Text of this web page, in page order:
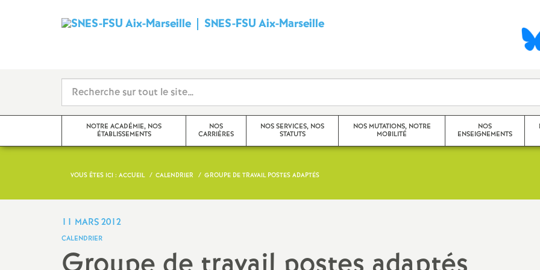
SNES-FSU Aix-MarseilleS
d
i
t
NOTRE ACADÉMIE, NOS
ÉTABLISSEMENTS
Actualités de l’académie
Actualités des établissements
NOS
CARRIÈRES
Formation
NOS SERVICES, NOS
STATUTS
NOS MUTATIONS, NOTRE
MOBILITÉ
Académique
NOS
ENSEIGNEMENTS
VOUS ÊTES ICI : ACCUEIL CALENDRIER GROUPE DE TRAVAIL POSTES ADAPTÉS
11 MARS 2012
CALENDRIER